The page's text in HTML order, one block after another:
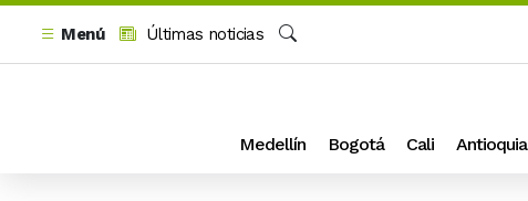
Menú
Últimas noticias
Buscar
Medellín Bogotá Cali Antioquia